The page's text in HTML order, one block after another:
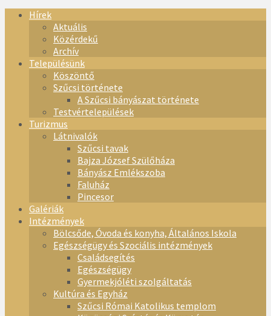
Hírek
Aktuális
Közérdekű
Archív
Településünk
Köszöntő
Szűcsi története
A Szűcsi bányászat története
Testvértelepülések
Turizmus
Látnivalók
Szűcsi tavak
Bajza József Szülőháza
Bányász Emlékszoba
Faluház
Pincesor
Galériák
Intézmények
Bölcsőde, Óvoda és konyha, Általános Iskola
Egészségügy és Szociális intézmények
Családsegítés
Egészségügy
Gyermekjóléti szolgáltatás
Kultúra és Egyház
Szűcsi Római Katolikus templom